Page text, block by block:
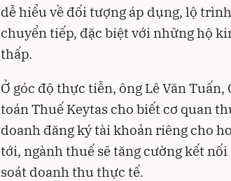
dễ hiểu về đối tượng áp dụng, lộ
chuyển tiếp, đặc biệt với những hộ
thấp.
Ở góc độ thực tiễn, ông Lê Văn
toán Thuế Keytas cho biết cơ quan
doanh đăng ký tài khoản riêng cho
tới, ngành thuế sẽ tăng cường kết
soát doanh thu thực tế.